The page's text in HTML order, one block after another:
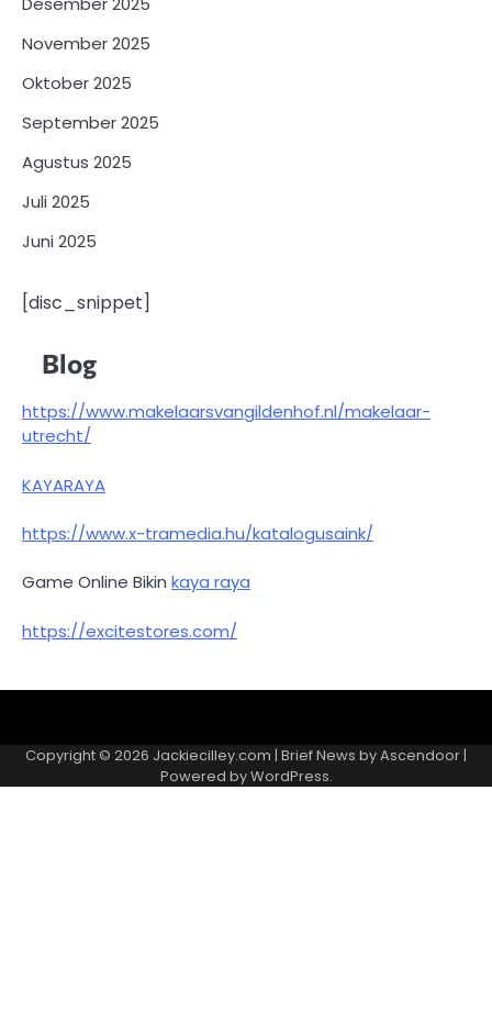
November 2025
Oktober 2025
September 2025
Agustus 2025
Juli 2025
Juni 2025
[disc_snippet]
Blog
https://www.makelaarsvangildenhof.nl/makelaar-
utrecht/
KAYARAYA
https://www.x-tramedia.hu/katalogusaink/
Game Online Bikin kaya raya
https://excitestores.com/
Privasi
Kami
Copyright © 2026 Jackiecilley.com | Brief News byAscendoor |
Powered byWordPress.